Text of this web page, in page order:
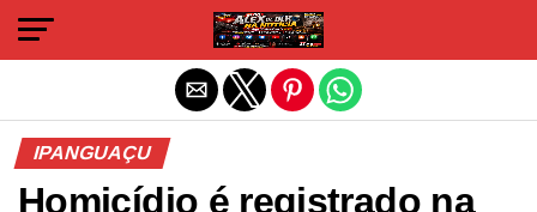
IPANGUAÇU
Homicídio é registrado na
Sair da versão mobile